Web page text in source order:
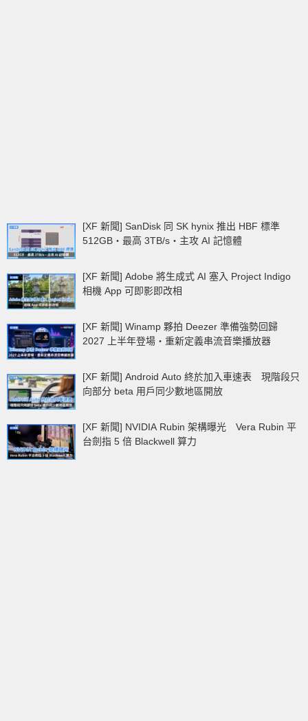
[XF 新聞] SanDisk 同 SK hynix 推出 HBF 標準
512GB‧最高 3TB/s‧主攻 AI 記憶體
[XF 新聞] Adobe 將生成式 AI 塞入 Project Indigo
相機 App 可即影即改相
[XF 新聞] Winamp 夥拍 Deezer 準備強勢回歸
2027 上半年登場‧重新定義串流音樂播放器
[XF 新聞] Android Auto 終於加入車速表 現階段只
向部分 beta 用戶同少數地區開放
[XF 新聞] NVIDIA Rubin 架構曝光 Vera Rubin 平
台劍指 5 倍 Blackwell 算力